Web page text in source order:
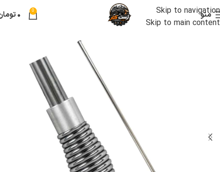
Skip to navigation
Skip to main content
منو 0 ۰